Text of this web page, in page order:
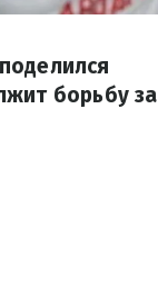
борьбу за